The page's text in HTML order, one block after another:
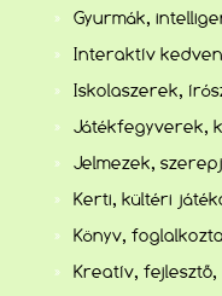
Gyurmák,
Interaktív
Iskolaszerek,
Játékfegyverek,
Jelmezek,
Kerti, kültéri
Könyv,
Kreatív,